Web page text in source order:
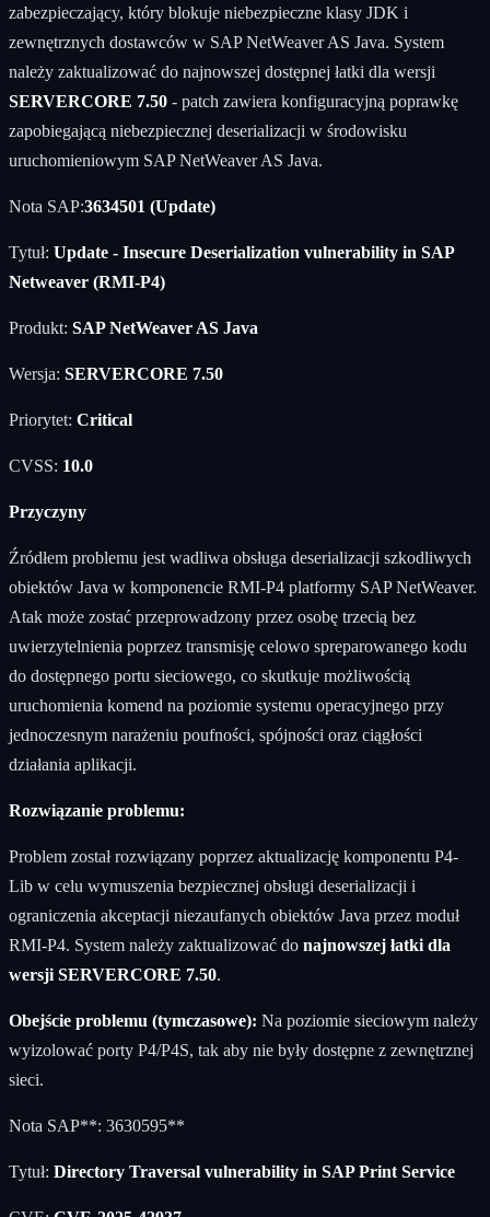
zabezpieczający, który blokuje niebezpieczne klasy JDK i
zewnętrznych dostawców w SAP NetWeaver AS Java. System
należy zaktualizować do najnowszej dostępnej łatki dla wersji
SERVERCORE 7.50 - patch zawiera konfiguracyjną poprawkę
zapobiegającą niebezpiecznej deserializacji w środowisku
uruchomieniowym SAP NetWeaver AS Java.
Nota SAP:3634501 (Update)
Tytuł: Update - Insecure Deserialization vulnerability in SAP
Netweaver (RMI-P4)
Produkt: SAP NetWeaver AS Java
Wersja: SERVERCORE 7.50
Priorytet: Critical
CVSS: 10.0
Przyczyny
Źródłem problemu jest wadliwa obsługa deserializacji szkodliwych
obiektów Java w komponencie RMI-P4 platformy SAP NetWeaver.
Atak może zostać przeprowadzony przez osobę trzecią bez
uwierzytelnienia poprzez transmisję celowo spreparowanego kodu
do dostępnego portu sieciowego, co skutkuje możliwością
uruchomienia komend na poziomie systemu operacyjnego przy
jednoczesnym narażeniu poufności, spójności oraz ciągłości
działania aplikacji.
Rozwiązanie problemu:
Problem został rozwiązany poprzez aktualizację komponentu P4-
Lib w celu wymuszenia bezpiecznej obsługi deserializacji i
ograniczenia akceptacji niezaufanych obiektów Java przez moduł
RMI-P4. System należy zaktualizować do najnowszej łatki dla
wersji SERVERCORE 7.50.
Obejście problemu (tymczasowe): Na poziomie sieciowym należy
wyizolować porty P4/P4S, tak aby nie były dostępne z zewnętrznej
sieci.
Nota SAP**: 3630595**
Tytuł: Directory Traversal vulnerability in SAP Print Service